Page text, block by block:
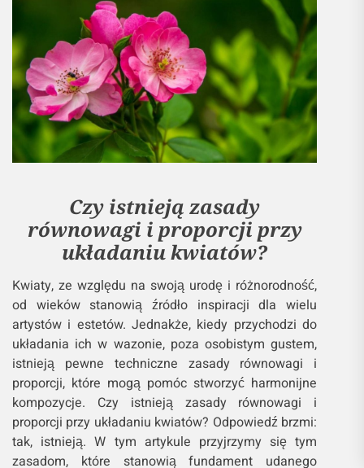
Czy istnieją zasady
równowagi i proporcji przy
układaniu kwiatów?
Kwiaty, ze względu na swoją urodę i różnorodność,
od wieków stanowią źródło inspiracji dla wielu
artystów i estetów. Jednakże, kiedy przychodzi do
układania ich w wazonie, poza osobistym gustem,
istnieją pewne techniczne zasady równowagi i
proporcji, które mogą pomóc stworzyć harmonijne
kompozycje. Czy istnieją zasady równowagi i
proporcji przy układaniu kwiatów? Odpowiedź brzmi:
tak, istnieją. W tym artykule przyjrzymy się tym
zasadom, które stanowią fundament udanego